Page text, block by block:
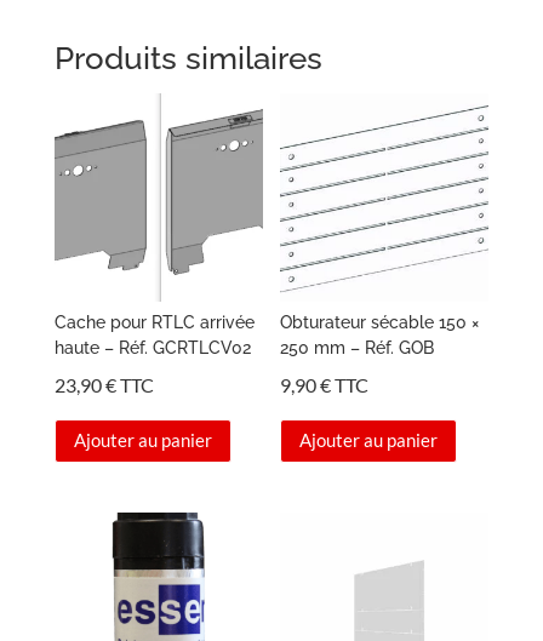
Produits similaires
Cache pour RTLC arrivée
haute – Réf. GCRTLCV02
23,90€TTC
Ajouter au panier
Obturateur sécable 150 ×
250 mm – Réf. GOB
9,90€TTC
Ajouter au panier